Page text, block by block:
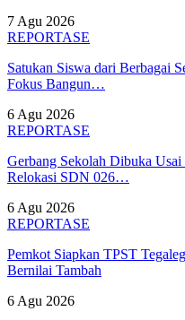
7 Agu 2026
REPORTASE
Satukan Siswa dari Berbagai
Fokus Bangun…
6 Agu 2026
REPORTASE
Gerbang Sekolah Dibuka
Relokasi SDN 026…
6 Agu 2026
REPORTASE
Pemkot Siapkan TPST
Bernilai Tambah
6 Agu 2026